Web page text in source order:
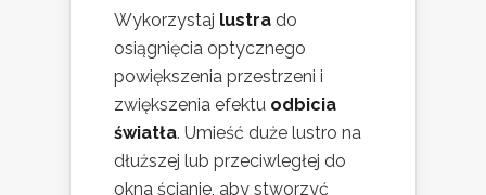
Wykorzystaj lustra do
osiągnięcia optycznego
powiększenia przestrzeni i
zwiększenia efektu odbicia
światła. Umieść duże lustro na
dłuższej lub przeciwległej do
okna ścianie, aby stworzyć